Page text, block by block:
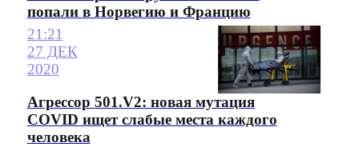
попали в Норвегию и Францию
21:21
27 ДЕК
2020
Агрессор 501.V2: новая мутация
COVID ищет слабые места каждого
человека